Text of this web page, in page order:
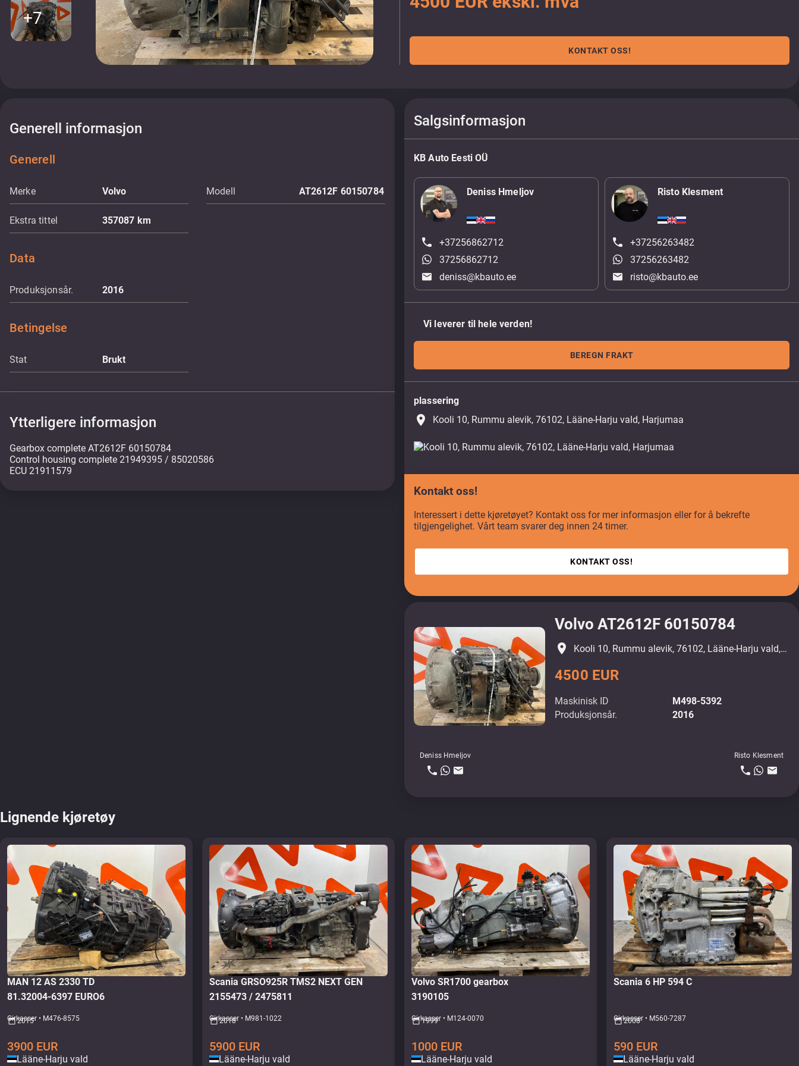
+7
KONTAKT OSS!
Generell informasjon
Generell
Merke Volvo Modell AT2612F 60150784
Ekstra tittel 357087 km
Data
Produksjonsår. 2016
Betingelse
Stat Brukt
Ytterligere informasjon
Gearbox complete AT2612F 60150784
Control housing complete 21949395 / 85020586
ECU 21911579
Salgsinformasjon
KB Auto Eesti OÜ
Deniss Hmeljov
+37256862712
37256862712
deniss@kbauto.ee
Risto Klesment
+37256263482
37256263482
risto@kbauto.ee
Vi leverer til hele verden!
BEREGN FRAKT
plassering
place Kooli 10, Rummu alevik, 76102, Lääne-Harju vald, Harjumaa
Kontakt oss!
Interessert i dette kjøretøyet? Kontakt oss for mer informasjon eller for å bekrefte
tilgjengelighet. Vårt team svarer deg innen 24 timer.
KONTAKT OSS!
Volvo AT2612F 60150784
Maskinisk ID
M498-5392
Produksjonsår.
2016
Deniss Hmeljov Risto Klesment
4500 EUR
place Kooli 10, Rummu alevik, 76102, Lääne-Harju vald, Harjumaa
Lignende kjøretøy
MAN 12 AS 2330 TD
81.32004-6397 EURO6
Girkasser • M476-8575
2015
3900 EUR
Lääne-Harju vald
Scania GRSO925R TMS2 NEXT GEN
2155473 / 2475811
Girkasser • M981-1022
2018
5900 EUR
Lääne-Harju vald
Volvo SR1700 gearbox
3190105
Girkasser • M124-0070
1999
1000 EUR
Lääne-Harju vald
Scania 6 HP 594 C
Girkasser • M560-7287
2008
590 EUR
Lääne-Harju vald